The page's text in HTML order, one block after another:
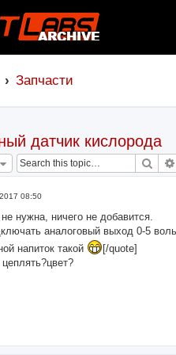
Запчасти
датчик кислорода
08:50
нужна, ничего не добавится.
аналоговый выход 0-5
напиток такой
[/quote]